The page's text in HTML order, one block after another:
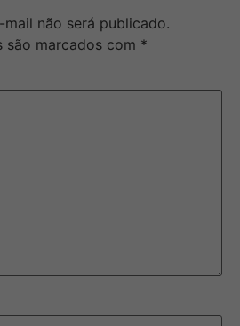
não será publicado.
marcados com *